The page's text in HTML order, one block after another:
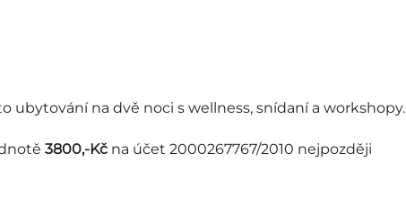
ubytování na dvě noci s wellness, snídaní a workshopy.
3800,-Kč na účet 2000267767/2010 nejpozději